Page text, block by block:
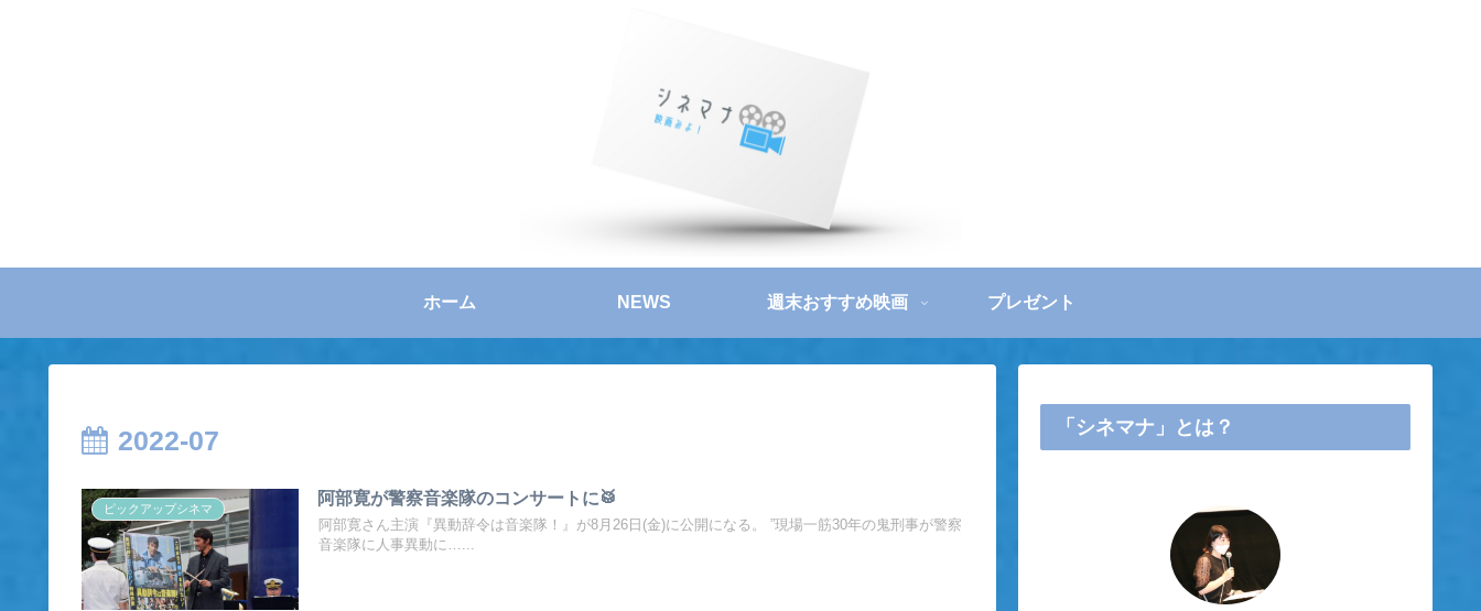
ホーム NEWS 週末おすすめ映画 プレゼント
2022-07
ピックアップシネマ
阿部寛が警察音楽隊のコンサートに🥁
阿部寛さん主演『異動辞令は音楽隊！』が8月26日(金)に公開になる。 ”現場一筋30年の鬼刑事が警察
音楽隊に人事異動に…...
「シネマナ」とは？